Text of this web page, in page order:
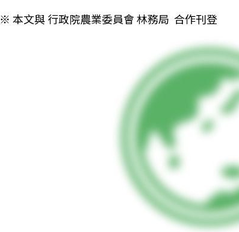
※ 本文與 行政院農業委員會 林務局  合作刊登